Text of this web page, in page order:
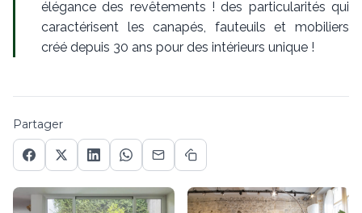
élégance des revêtements ! des particularités qui
caractérisent les canapés, fauteuils et mobiliers
créé depuis 30 ans pour des intérieurs unique !
Partager